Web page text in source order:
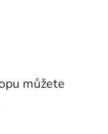
můžete